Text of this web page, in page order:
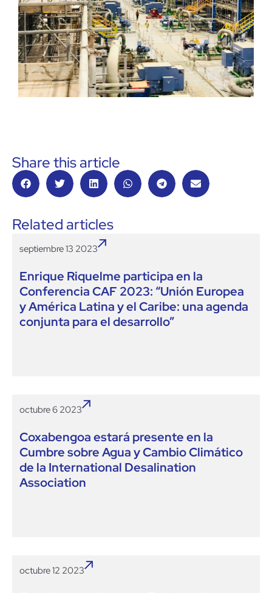
Share this article
Related articles
septiembre 13 2023
Enrique Riquelme participa en la
Conferencia CAF 2023: “Unión Europea
y América Latina y el Caribe: una agenda
conjunta para el desarrollo”
octubre 6 2023
Coxabengoa estará presente en la
Cumbre sobre Agua y Cambio Climático
de la International Desalination
Association
octubre 12 2023